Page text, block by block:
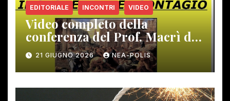
EDITORIALE INCONTRI VIDEO
Video completo della
conferenza del Prof. Macrì del
12 giugno scorso
21 GIUGNO 2026 NEA-POLIS